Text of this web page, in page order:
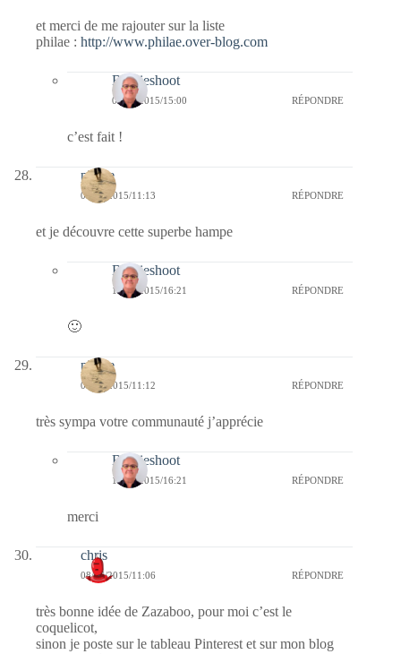
et merci de me rajouter sur la liste
philae : http://www.philae.over-blog.com
Bernieshoot
08/06/2015/15:00 RÉPONDRE
c’est fait !
philae
08/06/2015/11:13 RÉPONDRE
et je découvre cette superbe hampe
Bernieshoot
14/06/2015/16:21 RÉPONDRE
🙂
philae
08/06/2015/11:12 RÉPONDRE
très sympa votre communauté j’apprécie
Bernieshoot
14/06/2015/16:21 RÉPONDRE
merci
chris
08/06/2015/11:06 RÉPONDRE
très bonne idée de Zazaboo, pour moi c’est le
coquelicot,
sinon je poste sur le tableau Pinterest et sur mon blog